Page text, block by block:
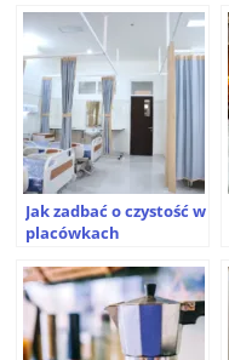
przy zakupie
urządzenia
Jak zadbać o czystość w
placówkach